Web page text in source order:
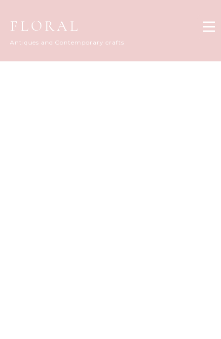
FLORAL
Antiques and Contemporary crafts